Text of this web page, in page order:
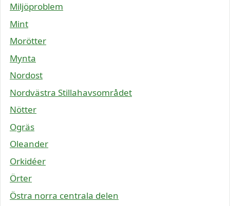
Miljöproblem
Mint
Morötter
Mynta
Nordost
Nordvästra Stillahavsområdet
Nötter
Ogräs
Oleander
Orkidéer
Örter
Östra norra centrala delen